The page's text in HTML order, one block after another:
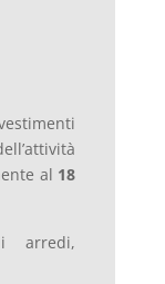
al 18
arredi,